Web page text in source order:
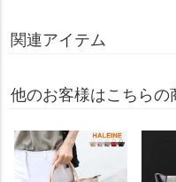
関連アイテム
他のお客様はこちらの